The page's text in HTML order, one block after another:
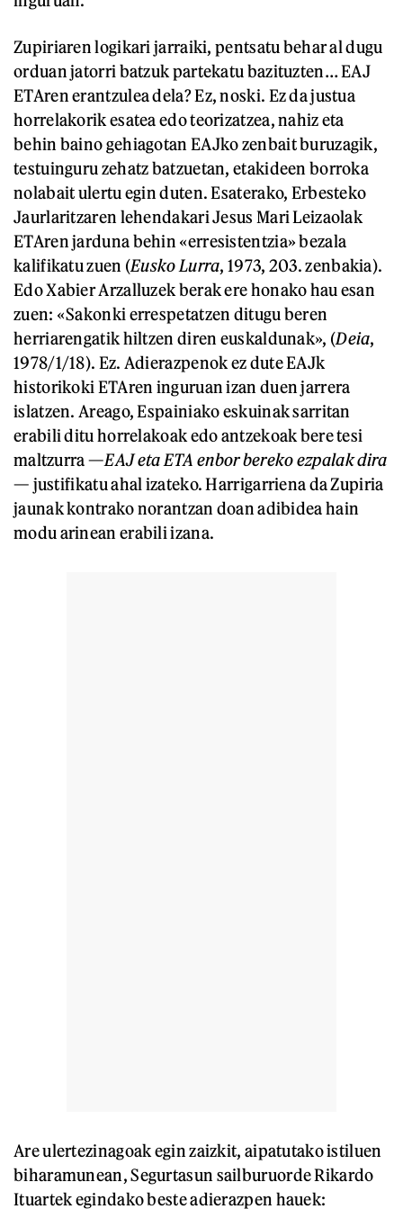
Zupiriaren logikari jarraiki, pentsatu behar al dugu
orduan jatorri batzuk partekatu bazituzten… EAJ
ETAren erantzulea dela? Ez, noski. Ez da justua
horrelakorik esatea edo teorizatzea, nahiz eta
behin baino gehiagotan EAJko zenbait buruzagik,
testuinguru zehatz batzuetan, etakideen borroka
nolabait ulertu egin duten. Esaterako, Erbesteko
Jaurlaritzaren lehendakari Jesus Mari Leizaolak
ETAren jarduna behin «erresistentzia» bezala
kalifikatu zuen (Eusko Lurra, 1973, 203. zenbakia).
Edo Xabier Arzalluzek berak ere honako hau esan
zuen: «Sakonki errespetatzen ditugu beren
herriarengatik hiltzen diren euskaldunak», (Deia,
1978/1/18). Ez. Adierazpenok ez dute EAJk
historikoki ETAren inguruan izan duen jarrera
islatzen. Areago, Espainiako eskuinak sarritan
erabili ditu horrelakoak edo antzekoak bere tesi
maltzurra —EAJ eta ETA enbor bereko ezpalak dira
— justifikatu ahal izateko. Harrigarriena da Zupiria
jaunak kontrako norantzan doan adibidea hain
modu arinean erabili izana.
Are ulertezinagoak egin zaizkit, aipatutako istiluen
biharamunean, Segurtasun sailburuorde Rikardo
Ituartek egindako beste adierazpen hauek: